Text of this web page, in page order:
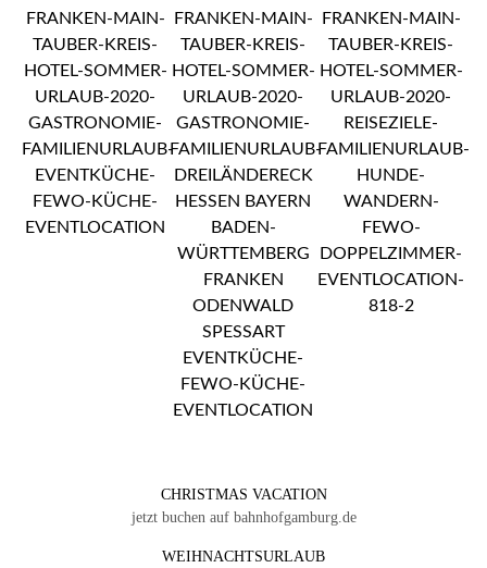
CHRISTMAS VACATION
jetzt buchen auf bahnhofgamburg.de
WEIHNACHTSURLAUB